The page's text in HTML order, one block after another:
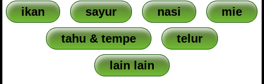
ikan sayur nasi mie
tahu & tempe telur
lain lain